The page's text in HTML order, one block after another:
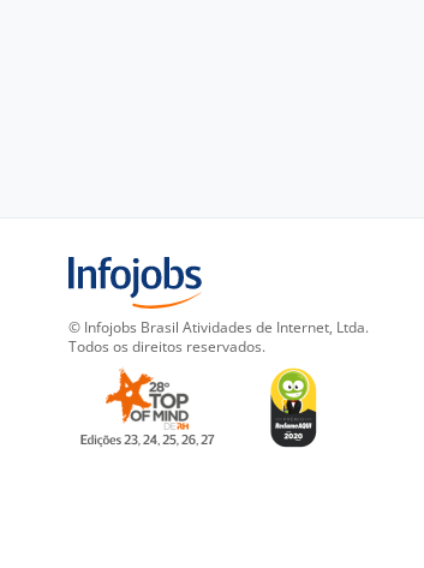
© Infojobs Brasil Atividades de Internet, Ltda.
Todos os direitos reservados.